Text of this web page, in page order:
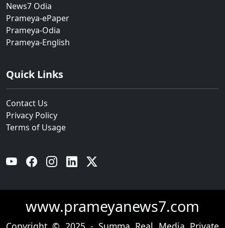
News7 Odia
Prameya-ePaper
Prameya-Odia
Prameya-English
Quick Links
Contact Us
Privacy Policy
Terms of Usage
YouTube Facebook Instagram Linkedin
www.prameyanews7.com